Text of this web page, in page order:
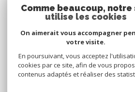
NOS
Comme beaucoup, notre
utilise les cookies
On aimerait vous accompagner
votre visite.
En poursuivant, vous acceptez
cookies par ce site, afin de vous
contenus adaptés et réaliser des